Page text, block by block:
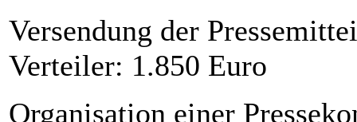
Versendung der
Verteiler: 1.850 Euro
Organisation einer